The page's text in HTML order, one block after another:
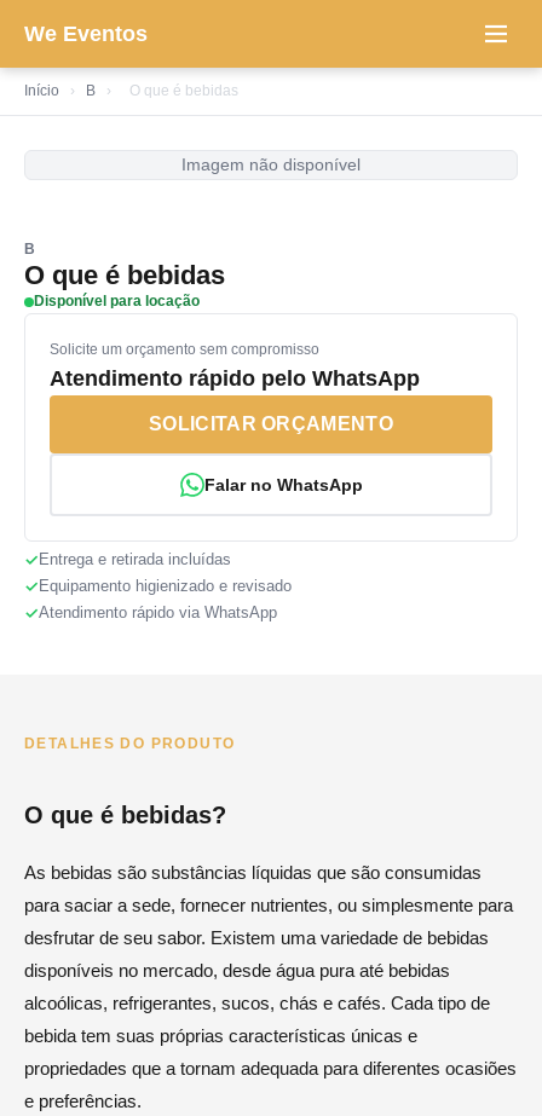
We Eventos
Início › B › O que é bebidas
Imagem não disponível
B
O que é bebidas
Disponível para locação
Solicite um orçamento sem compromisso
Atendimento rápido pelo WhatsApp
SOLICITAR ORÇAMENTO
Falar no WhatsApp
Entrega e retirada incluídas
Equipamento higienizado e revisado
Atendimento rápido via WhatsApp
DETALHES DO PRODUTO
O que é bebidas?
As bebidas são substâncias líquidas que são consumidas
para saciar a sede, fornecer nutrientes, ou simplesmente para
desfrutar de seu sabor. Existem uma variedade de bebidas
disponíveis no mercado, desde água pura até bebidas
alcoólicas, refrigerantes, sucos, chás e cafés. Cada tipo de
bebida tem suas próprias características únicas e
propriedades que a tornam adequada para diferentes ocasiões
e preferências.